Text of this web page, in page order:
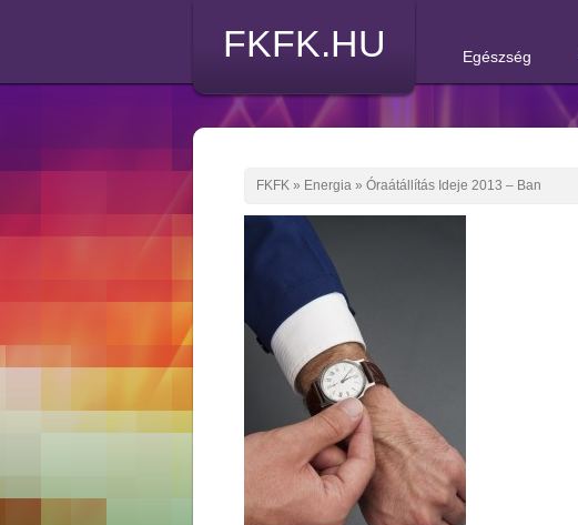
FKFK.HU Egészség
FKFK » Energia » Óraátállítás Ideje 2013 – Ban